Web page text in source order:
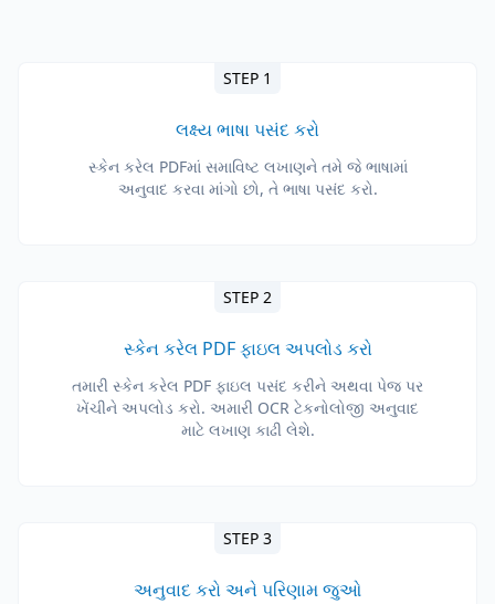
STEP 1
લક્ષ્ય ભાષા પસંદ કરો
સ્કેન કરેલ PDFમાં સમાવિષ્ટ લખાણને તમે જે ભાષામાં
અનુવાદ કરવા માંગો છો, તે ભાષા પસંદ કરો.
STEP 2
સ્કેન કરેલ PDF ફાઇલ અપલોડ કરો
તમારી સ્કેન કરેલ PDF ફાઇલ પસંદ કરીને અથવા પેજ પર
ખેંચીને અપલોડ કરો. અમારી OCR ટેકનોલોજી અનુવાદ
માટે લખાણ કાઢી લેશે.
STEP 3
અનુવાદ કરો અને પરિણામ જુઓ